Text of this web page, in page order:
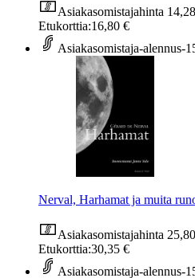
Asiakasomistajahinta
Etukorttia:16,80 €
Asiakasomistaja-alennus-
Nerval, Harhamat ja muita
Asiakasomistajahinta
Etukorttia:30,35 €
Asiakasomistaja-alennus-